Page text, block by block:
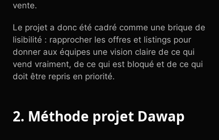
vente.
Le projet a donc été cadré comme une brique de
lisibilité : rapprocher les offres et listings pour
donner aux équipes une vision claire de ce qui
vend vraiment, de ce qui est bloqué et de ce qui
doit être repris en priorité.
2. Méthode projet Dawap